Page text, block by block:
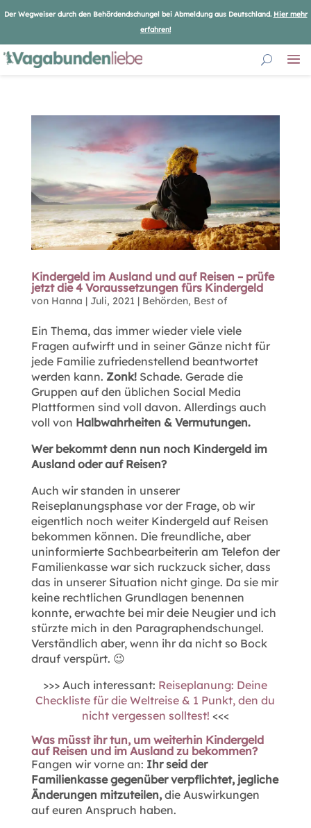
Der Wegweiser durch den Behördendschungel bei Abmeldung aus Deutschland. Hier mehr
erfahren!
Kindergeld im Ausland und auf Reisen – prüfe
jetzt die 4 Voraussetzungen fürs Kindergeld
von Hanna | Juli, 2021| Behörden, Best of
Ein Thema, das immer wieder viele viele
Fragen aufwirft und in seiner Gänze nicht für
jede Familie zufriedenstellend beantwortet
werden kann. Zonk!Schade. Gerade die
Gruppen auf den üblichen Social Media
Plattformen sind voll davon. Allerdings auch
voll von Halbwahrheiten & Vermutungen.
Wer bekommt denn nun noch Kindergeld im
Ausland oder auf Reisen?
Auch wir standen in unserer
Reiseplanungsphase vor der Frage, ob wir
eigentlich noch weiter Kindergeld auf Reisen
bekommen können. Die freundliche, aber
uninformierte Sachbearbeiterin am Telefon der
Familienkasse war sich ruckzuck sicher, dass
das in unserer Situation nicht ginge. Da sie mir
keine rechtlichen Grundlagen benennen
konnte, erwachte bei mir deie Neugier und ich
stürzte mich in den Paragraphendschungel.
Verständlich aber, wenn ihr da nicht so Bock
drauf verspürt. 😉
>>> Auch interessant: Reiseplanung: Deine
Checkliste für die Weltreise & 1 Punkt, den du
nicht vergessen solltest! <<<
Was müsst ihr tun, um weiterhin Kindergeld
auf Reisen und im Ausland zu bekommen?
Fangen wir vorne an: Ihr seid der
Familienkasse gegenüber verpflichtet, jegliche
Änderungen mitzuteilen,die Auswirkungen
auf euren Anspruch haben.